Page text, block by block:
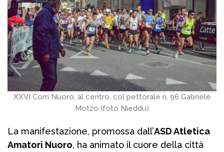
XXVI Corri Nuoro, al centro, col pettorale n. 96 Gabriele
Motzo (foto Nieddu)
La manifestazione, promossa dall’ASD Atletica
Amatori Nuoro, ha animato il cuore della città